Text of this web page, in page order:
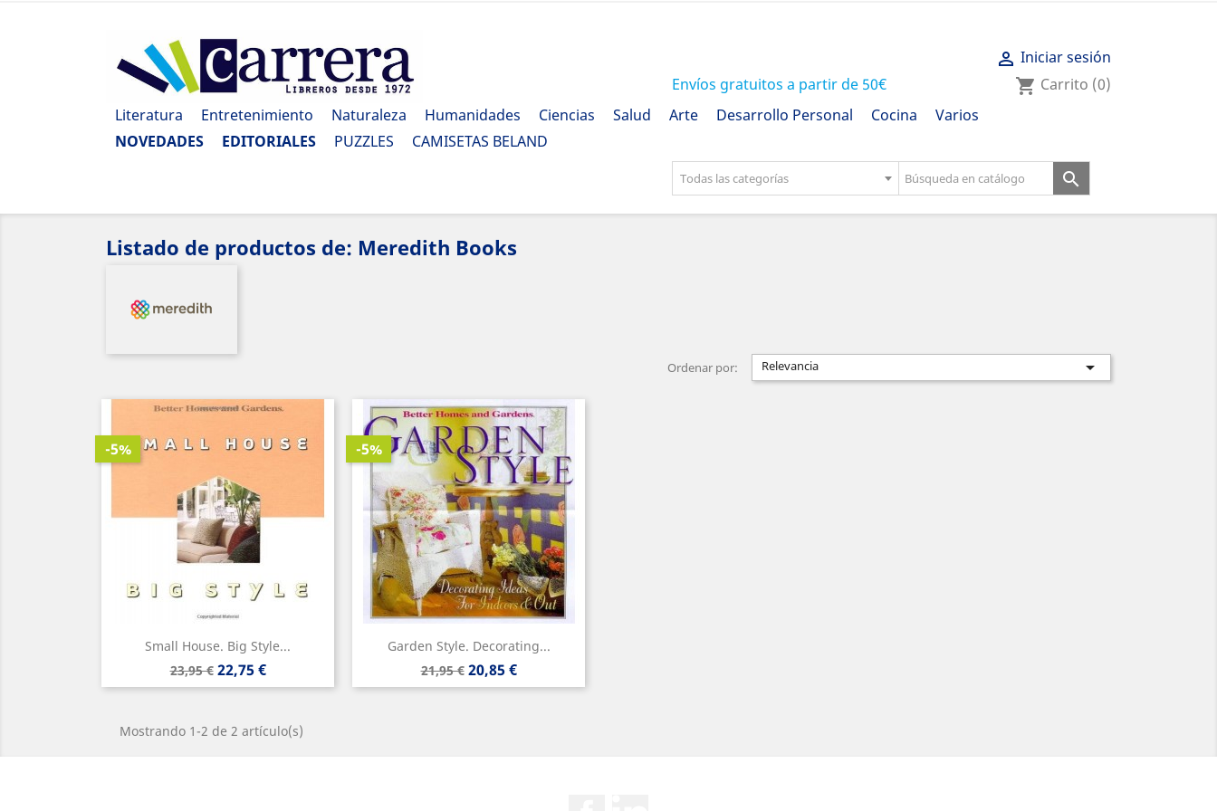
Envíos gratuitos a partir de 50€
Literatura
Entretenimiento Naturaleza Humanidades Ciencias Salud Arte Desarrollo Personal Cocina
Varios
NOVEDADES
EDITORIALES PUZZLES CAMISETAS BELAND
 Iniciar sesión
shopping_cart Carrito (0)
Todas las categorías 
Listado de productos de: Meredith Books
Ordenar por: Relevancia 
Small House. Big Style...
Precio
base
23,95 €
-5%
Precio
22,75 €
Garden Style. Decorating...
Precio
base
21,95 €
-5%
Precio
20,85 €
Mostrando 1-2 de 2 artículo(s)